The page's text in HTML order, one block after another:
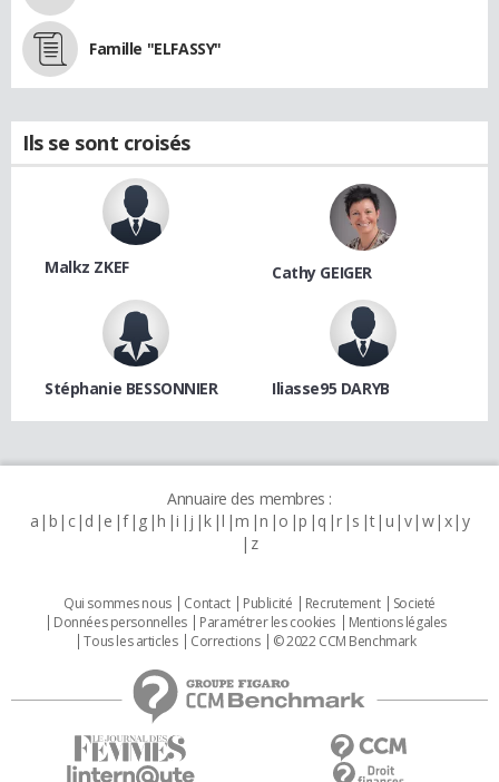
Famille "ELFASSY"
Ils se sont croisés
Malkz ZKEF Cathy GEIGER
Stéphanie BESSONNIER Iliasse95 DARYB
Annuaire des membres :
a b c d e f g h i j k l m n o p q r s t u v w x y
z
Qui sommes nous Contact Publicité Recrutement
Societé
Données personnelles
Paramétrer les cookies
Mentions légales
Tous les articles
Corrections © 2022 CCM Benchmark